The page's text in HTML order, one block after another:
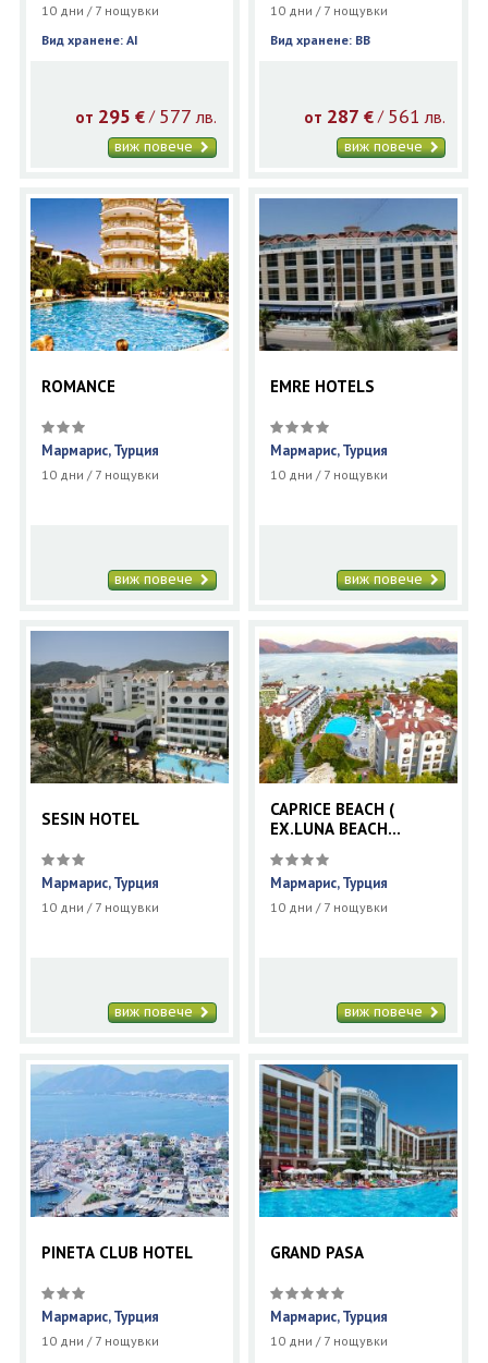
10 дни / 7 нощувки
Вид хранене: AI
от 295 €/ 577 лв.
виж повече
10 дни / 7 нощувки
Вид хранене: BB
от 287 € / 561 лв.
виж повече
ROMANCE
Мармарис, Турция
10 дни / 7 нощувки
виж повече
EMRE HOTELS
Мармарис, Турция
10 дни / 7 нощувки
виж повече
SESIN HOTEL
Мармарис, Турция
10 дни / 7 нощувки
виж повече
CAPRICE BEACH (
EX.LUNA BEACH
DELUXE HOTEL)
Мармарис, Турция
10 дни / 7 нощувки
виж повече
PINETA CLUB HOTEL
Мармарис, Турция
10 дни / 7 нощувки
GRAND PASA
Мармарис, Турция
10 дни / 7 нощувки